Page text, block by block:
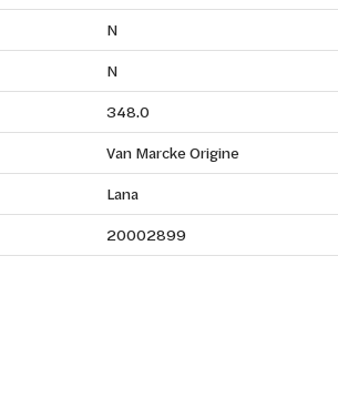
N
N
348.0
Van Marcke Origine
Lana
20002899